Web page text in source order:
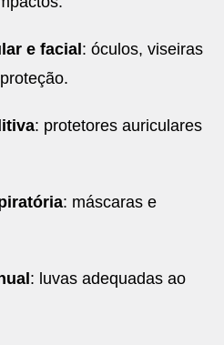
e facial : óculos, viseiras
: protetores auriculares
: máscaras e
: luvas adequadas ao